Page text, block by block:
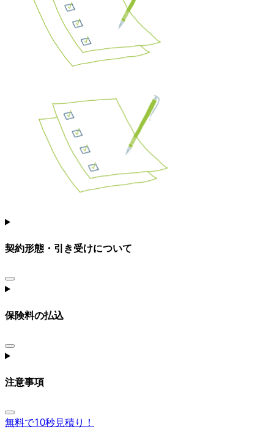
契約形態・引き受けについて
保険料の払込
注意事項
無料で10秒見積り！